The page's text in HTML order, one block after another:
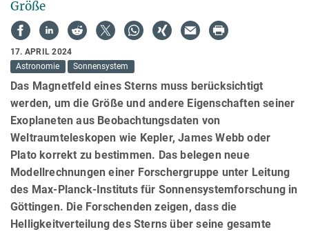
Größe
17. APRIL 2024
Astronomie
Sonnensystem
Das Magnetfeld eines Sterns muss berücksichtigt
werden, um die Größe und andere Eigenschaften seiner
Exoplaneten aus Beobachtungsdaten von
Weltraumteleskopen wie Kepler, James Webb oder
Plato korrekt zu bestimmen. Das belegen neue
Modellrechnungen einer Forschergruppe unter Leitung
des Max-Planck-Instituts für Sonnensystemforschung in
Göttingen. Die Forschenden zeigen, dass die
Helligkeitverteilung des Sterns über seine gesamte